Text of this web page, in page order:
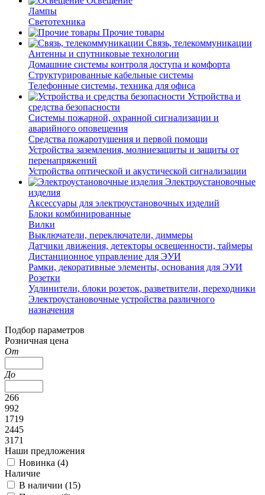
Лампы
Светотехника
Прочие товары
Связь, телекоммуникации
Антенны и спутниковые технологии
Домашние системы контроля доступа и комфорта
Структурированные кабельные системы
Телефонные системы, техника для офиса
Устройства и
средства безопасности
Системы пожарной, охранной сигнализации и
аварийного оповещения
Средства пожаротушения и первой помощи
Устройства заземления, молниезащиты и защиты от
перенапряжений
Устройства оптической и акустической сигнализации
Электроустановочные
изделия
Аксессуары для электроустановочных изделий
Блоки комбинированные
Вилки
Выключатели, переключатели, диммеры
Датчики движения, детекторы освещенности, таймеры
Дистанционное управление для ЭУИ
Рамки, декоративные элементы, основания для ЭУИ
Розетки
Удлинители, блоки розеток, разветвители, переходники
Электроустановочные устройства различного
назначения
Подбор параметров
Розничная цена
От
До
266
992
1719
2445
3171
Наши предложения
Новинка (4)
Наличие
В наличии (15)